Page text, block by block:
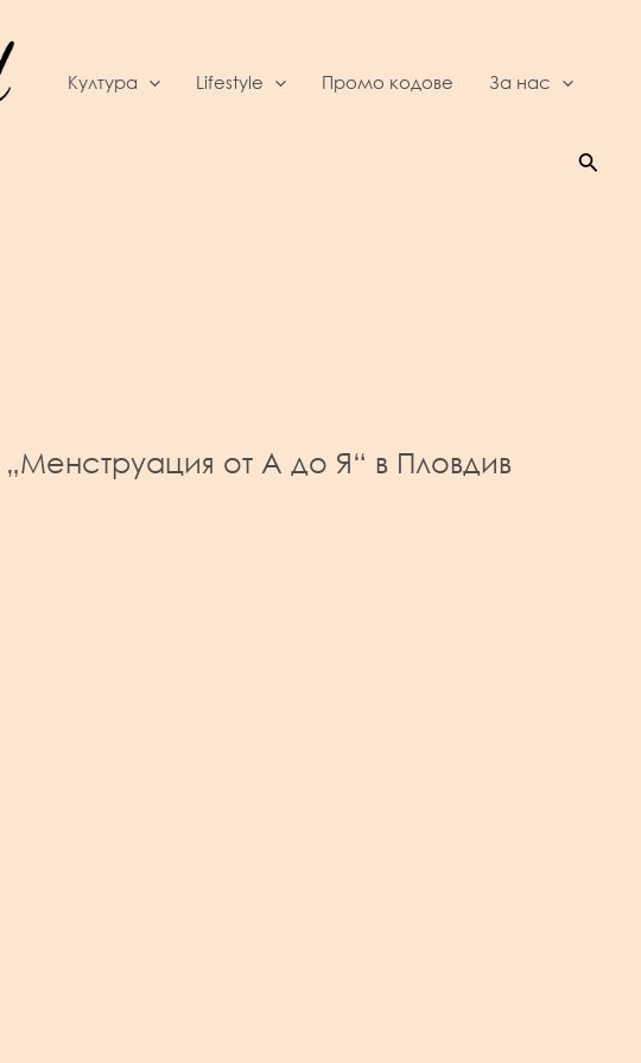
Култура Lifestyle Промо кодове За нас
от А до Я“ в Пловдив